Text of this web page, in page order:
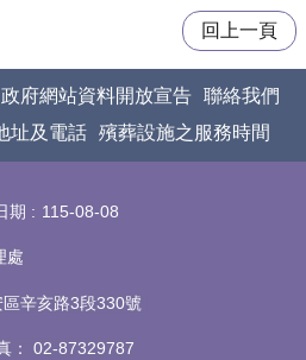
回上一頁
政府網站資料開放宣告 聯絡我們
址及電話 殯葬設施之服務時間
期 115-08-08
處
辛亥路3段330號
： 02-87329787